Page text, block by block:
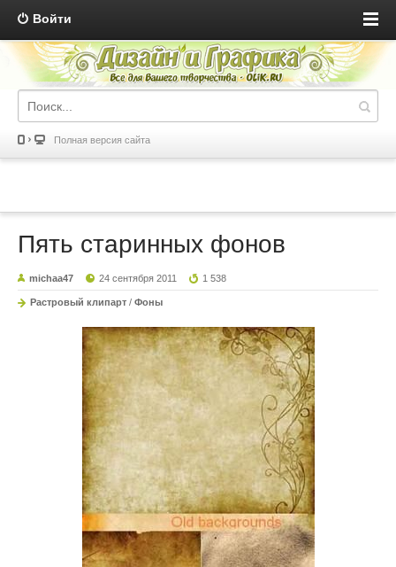
Войти
Полная версия сайта
Пять старинных фонов
michaa47 24 сентября 2011 1 538
Растровый клипарт / Фоны